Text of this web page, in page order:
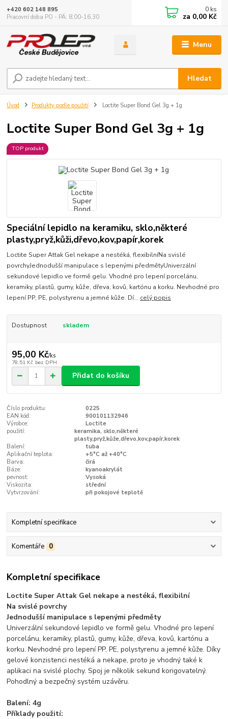
Menu
Hledat
+420 602 148 895
Pracovní doba PO - PÁ: 8,00-16,30
0 ks
za 0,00 Kč
Úvod Produkty podle použití Loctite Super Bond Gel 3g + 1g
Loctite Super Bond Gel 3g + 1g
TOP produkt
Speciální lepidlo na keramiku, sklo,některé
plasty,pryž,kůži,dřevo,kov,papír,korek
Loctite Super Attak Gel nekape a nestéká, flexibilníNa svislé
povrchyJednodušší manipulace s lepenými předmětyUniverzální
sekundové lepidlo ve formě gelu. Vhodné pro lepení porcelánu,
keramiky, plastů, gumy, kůže, dřeva, kovů, kartónu a korku. Nevhodné pro
lepení PP, PE, polystyrenu a jemné kůže. Dí... celý popis
Dostupnost skladem
95,00 Kč/ks
78,51 Kč bez DPH
Přidat do košíku
Číslo produktu:
0225
EAN kód:
900101132946
Výrobce:
Loctite
použití:
keramika, sklo,některé
plasty,pryž,kůže,dřevo,kov,papír,korek
Balení:
tuba
Aplikační teplota:
+5°C až +40°C
Barva:
čirá
Báze:
kyanoakrylát
pevnost:
Vysoká
Viskozita:
střední
Vytvrzování:
při pokojové teplotě
Kompletní specifikace
Komentáře 0
Kompletní specifikace
Loctite Super Attak Gel nekape a nestéká, flexibilní
Na svislé povrchy
Jednodušší manipulace s lepenými předměty
Univerzální sekundové lepidlo ve formě gelu. Vhodné pro lepení
porcelánu, keramiky, plastů, gumy, kůže, dřeva, kovů, kartónu a
korku. Nevhodné pro lepení PP, PE, polystyrenu a jemné kůže. Díky
gelové konzistenci nestéká a nekape, proto je vhodný také k
aplikaci na svislé plochy. Spoj je několik sekund korigovatelný.
Pohodlný a bezpečný systém uzávěru.
Balení: 4g
Příklady použití: